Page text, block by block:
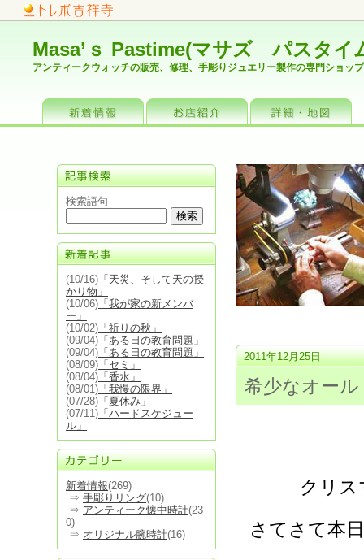
Masa’ｓ Pastime(マサズ パスタイ
アンティークウォッチの販売、修理、手彫りジュエリー製作の専門ショッ
お店情報 詳細・地図
検索語句
(10/16) 「天災、そして天の授
かり物」
(10/06) 「我が家の新メンバ
ー」
(10/02) 「祈りの秋」
(09/04) 「ある日の教育問題」
(09/04) 「ある日の教育問題」
(08/09) 「セミ」
(08/04) 「香水」
(08/01) 「我慢の限界」
(07/28) 「夏休み」
(07/11) 「ハードスケジュー
ル」
新着情報(269)
⇒ 手彫りリング(10)
⇒ アンティーク懐中時計(23
0)
⇒ オリジナル腕時計(16)
2011年12月25日
希少なオー
クリス
さてさて本